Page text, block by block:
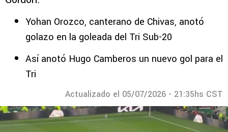
Yohan Orozco, canterano de Chivas, anotó
golazo en la goleada del Tri Sub-20
Así anotó Hugo Camberos un nuevo gol para el
Tri
Actualizado el 05/07/2026 - 21:35hs CST